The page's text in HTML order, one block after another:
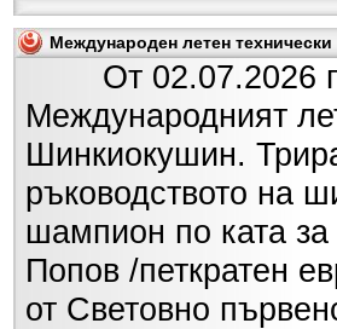
Международен летен
От 02.07.2026 г.
Международният
Шинкиокушин.
ръководството на
шампион по ката
Попов /петкратен
от Световно